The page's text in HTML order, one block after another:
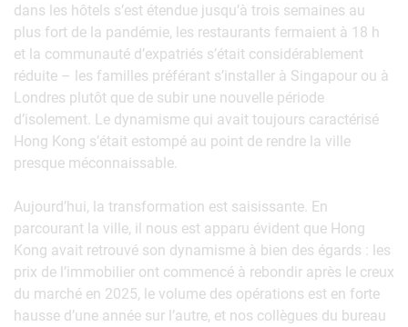
dans les hôtels s’est étendue jusqu’à trois semaines au
plus fort de la pandémie, les restaurants fermaient à 18 h
et la communauté d’expatriés s’était considérablement
réduite – les familles préférant s’installer à Singapour ou à
Londres plutôt que de subir une nouvelle période
d’isolement. Le dynamisme qui avait toujours caractérisé
Hong Kong s’était estompé au point de rendre la ville
presque méconnaissable.
Aujourd’hui, la transformation est saisissante. En
parcourant la ville, il nous est apparu évident que Hong
Kong avait retrouvé son dynamisme à bien des égards : les
prix de l’immobilier ont commencé à rebondir après le creux
du marché en 2025, le volume des opérations est en forte
hausse d’une année sur l’autre, et nos collègues du bureau